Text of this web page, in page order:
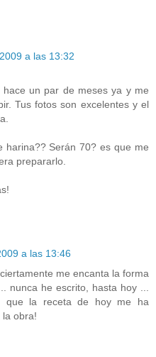
a las 13:32
un par de meses ya y me
Tus fotos son excelentes y el
harina?? Serán 70? es que me
prepararlo.
a las 13:46
me encanta la forma
nunca he escrito, hasta hoy ...
que la receta de hoy me ha
la obra!